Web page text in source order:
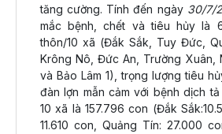
tăng cường. Tính đến ngày 30/7/
mắc bệnh, chết và tiêu hủy là
thôn/10 xã (Đắk Sắk, Tuy Đức,
Krông Nô, Đức An, Trường Xuân,
và Bảo Lâm 1), trọng lượng tiêu
đàn lợn mẫn cảm với bệnh dịch
10 xã là 157.796 con (Đắk
11.610 con, Quảng Tín: 27.000